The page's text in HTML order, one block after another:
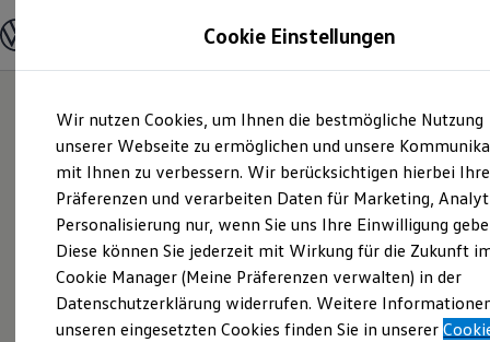
Hauptinhalt
springen
Footer
springen
Modelle und Konfigurator
Modelle vergleichen
Elektroautos
ENERGY Sondermodelle
Nutzfahrzeuge
SUV und CUV
Familienautos
Kombis
Kompaktwagen
Sportwagen
Schnell verfügbare Fahrzeuge
Angebote und Produkte
Aktuelle Angebote
Cookie Einstellungen
Wir nutzen Cookies, um Ihnen die bestmögliche Nutzung
unserer Webseite zu ermöglichen und unsere
mit Ihnen zu verbessern. Wir berücksichtigen hierbei Ihre
Präferenzen und verarbeiten Daten für Marketing,
Personalisierung nur, wenn Sie uns Ihre Einwilligung
Diese können Sie jederzeit mit Wirkung für die Zukunft
Cookie Manager (Meine Präferenzen verwalten) in der
Datenschutzerklärung widerrufen. Weitere
unseren eingesetzten Cookies finden Sie in unserer